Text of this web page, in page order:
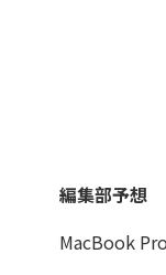
編集部予想
MacBook